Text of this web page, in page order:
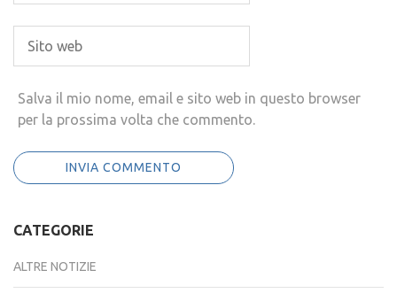
Salva il mio nome, email e sito web in questo browser
per la prossima volta che commento.
CATEGORIE
ALTRE NOTIZIE